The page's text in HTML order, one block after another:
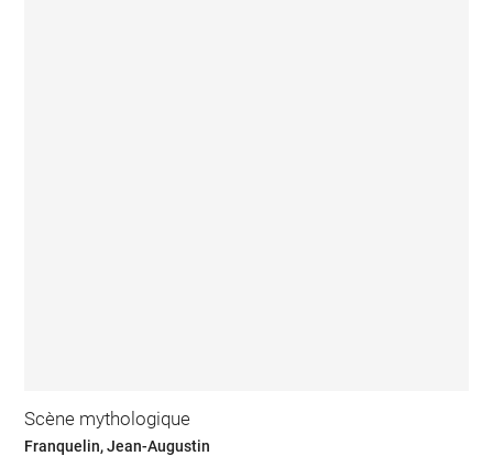
Scène mythologique
Franquelin, Jean-Augustin